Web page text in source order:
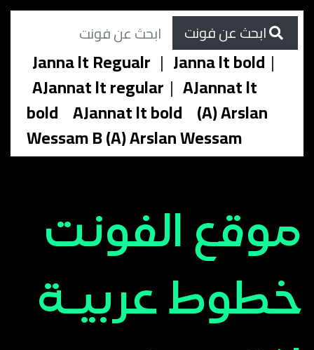
Janna lt Regualr | Janna lt bold |
AJannat lt regular | AJannat lt
bold AJannat lt bold (A) Arslan
Wessam B (A) Arslan Wessam